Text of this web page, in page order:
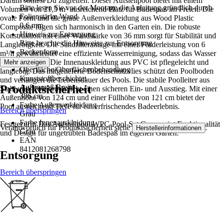
Bitte lesen Sie vor der Montage die Anleitung gründlich durch
Folienstärke Wand
0,6 mm
Hinweis zur Entsorgung
Bitte beachte die Hinweise zur Entsorgung
Beckenform
Oval
Oberfläche/Oberflächenbehandlung
Kunststoffbeschichtet
Außenmaß Breite
386 cm
Farbe Außenverkleidung
Grau
Farbe Innenauskleidung
Grau
EAN
8412081268798
Volumen von 21,5 m³ ausreichend Platz für Badespaß im Freien. Die
ovale Form und die graue Außenverkleidung aus Wood Plastic
Composite fügen sich harmonisch in den Garten ein. Die robuste
Konstruktion mit einer Wandstärke von 36 mm sorgt für Stabilität und
Langlebigkeit. Die Sandfilteranlage mit einer Förderleistung von 6
m³/h gewährleistet eine effiziente Wasserreinigung, sodass das Wasser
stets klar bleibt. Die Innenauskleidung aus PVC ist pflegeleicht und
langlebig. Das mitgelieferte Bodenschutzvlies schützt den Poolboden
und verlängert die Lebensdauer des Pools. Die stabile Poolleiter aus
Stahl und Holz ermöglicht einen sicheren Ein- und Ausstieg. Mit einer
Außenhöhe von 124 cm und einer Füllhöhe von 121 cm bietet der
Pool ausreichend Tiefe für ein erfrischendes Badeerlebnis.
Festgezurrt: Das Aufstellpool WPC-Pool-Set Gre vereint Funktionalität
und Design für ungetrübten Badespaß im eigenen Garten.
Mehr anzeigen
Produktsicherheit
Bereich überspringen
Verantwortlich für Produktsicherheit siehe Herstellerinformationen .
Entsorgung
Bereich überspringen